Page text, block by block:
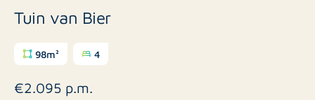
Tuin van Bier
98m² 4
€2.095 p.m.